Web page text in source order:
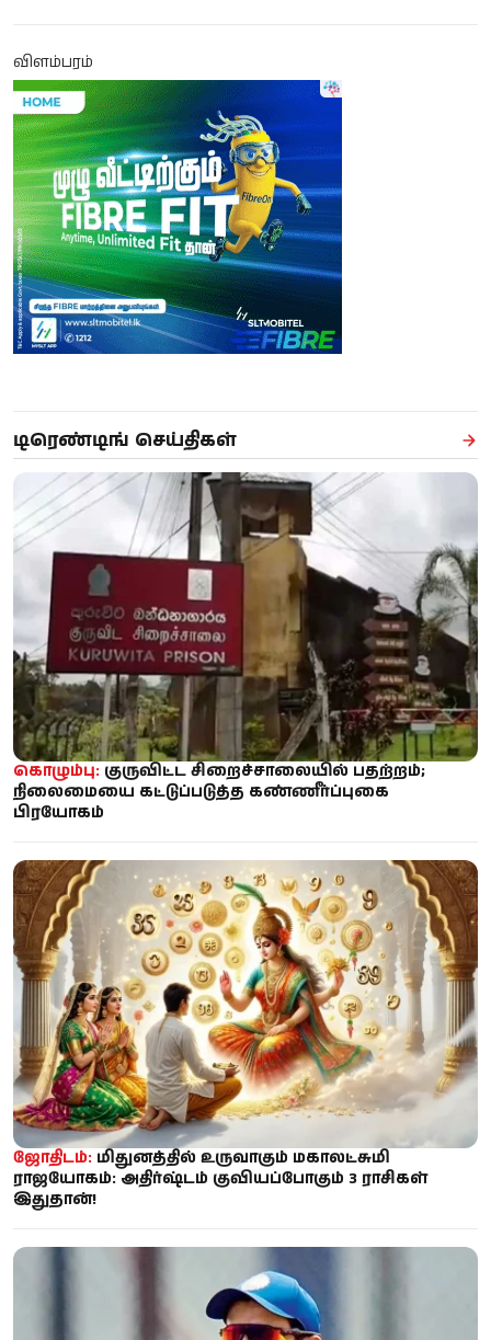
விளம்பரம்
டிரெண்டிங் செய்திகள்
கொழும்பு: குருவிட்ட சிறைச்சாலையில் பதற்றம்;
நிலைமையை கட்டுப்படுத்த கண்ணீர்ப்புகை
பிரயோகம்
ஜோதிடம்: மிதுனத்தில் உருவாகும் மகாலட்சுமி
ராஜயோகம்: அதிர்ஷ்டம் குவியப்போகும் 3 ராசிகள்
இதுதான்!